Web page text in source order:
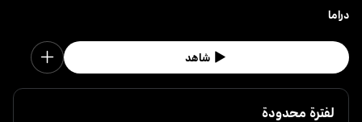
دراما
شاهد
لفترة محدودة